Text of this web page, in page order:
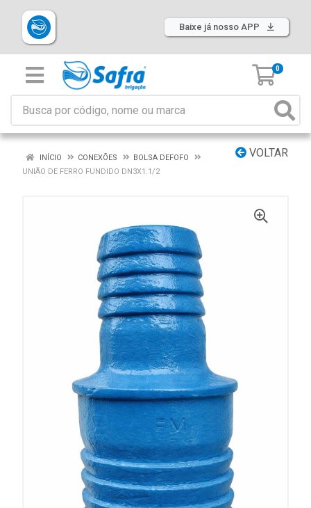
Baixe já nosso APP
0
VOLTAR
INÍCIO CONEXÕES
BOLSA DEFOFO
UNIÃO DE FERRO FUNDIDO DN3X1.1/2